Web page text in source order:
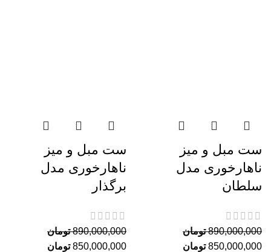
ست مبل و میز
ناهارخوری مدل
سلطان
890,000,000 تومان
850,000,000 تومان
ست مبل و میز
ناهارخوری مدل
برگذار
890,000,000 تومان
850,000,000 تومان